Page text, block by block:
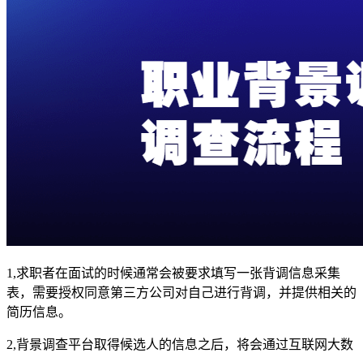
1,求职者在面试的时候通常会被要求填写一张背调信息采集
表，需要授权同意第三方公司对自己进行背调，并提供相关的
简历信息。
2,背景调查平台取得候选人的信息之后，将会通过互联网大数